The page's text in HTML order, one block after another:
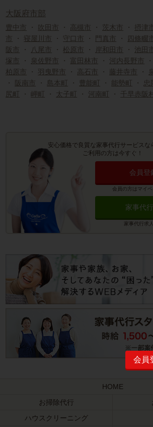
大阪府市部
豊中市 ・ 吹田市 ・ 高槻市 ・ 茨木市 ・ 摂津市
・ 寝屋川市 ・ 守口市 ・ 門真市 ・ 四條畷市
阪市
・ 八尾市 ・ 松原市 ・ 岸和田市 ・ 池田市
塚市
・ 泉佐野市 ・ 富田林市 ・ 河内長野市 ・
柏原市
・ 羽曳野市 ・ 高石市 ・ 藤井寺市 ・
・
阪南市 ・ 島本町 ・ 豊能町 ・ 能勢町 ・ 忠
尻町 ・ 岬町 ・ 太子町 ・ 河南町 ・ 千早赤阪村
安心価格で良質な家事代行サービスな
ご利用の方は今すぐ！
会員登
会員の方はマイ
家事代
家事代行求
会員
HOME
お掃除代行
ハウスクリーニング